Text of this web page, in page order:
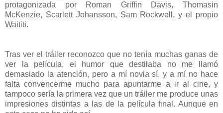
protagonizada por Roman Griffin Davis, Thomasin
McKenzie, Scarlett Johansson, Sam Rockwell, y el propio
Waititi.
Tras ver el tráiler reconozco que no tenía muchas ganas de
ver la película, el humor que destilaba no me llamó
demasiado la atención, pero a mí novia sí, y a mí no hace
falta convencerme mucho para apuntarme a ir al cine, y
tampoco sería la primera vez que un tráiler me produce unas
impresiones distintas a las de la película final. Aunque en